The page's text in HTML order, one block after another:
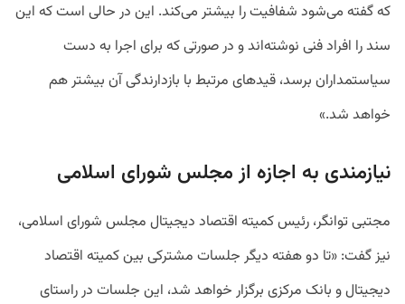
که گفته می‌شود شفافیت را بیشتر می‌کند. این در حالی است که این
سند را افراد فنی نوشته‌اند و در صورتی که برای اجرا به دست
سیاستمداران برسد، قیدهای مرتبط با بازدارندگی آن بیشتر هم
خواهد شد.»
نیازمندی به اجازه از مجلس شورای اسلامی
مجتبی توانگر، رئیس کمیته اقتصاد دیجیتال مجلس شورای اسلامی،
نیز گفت: «تا دو هفته دیگر جلسات مشترکی بین کمیته اقتصاد
دیجیتال و بانک مرکزی برگزار خواهد شد، این جلسات در راستای